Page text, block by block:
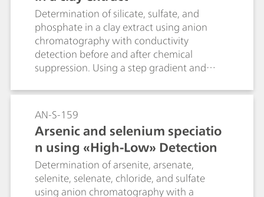
Determination of silicate, sulfate, and
phosphate in a clay extract using anion
chromatography with conductivity
detection before and after chemical
suppression. Using a step gradient and
chemical suppression.
AN-S-159
Arsenic and selenium speciatio
n using «High-Low» Detection
Determination of arsenite, arsenate,
selenite, selenate, chloride, and sulfate
using anion chromatography with a